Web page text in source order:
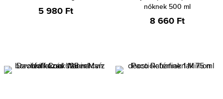
5 980 Ft
nőknek 500 ml
8 660 Ft